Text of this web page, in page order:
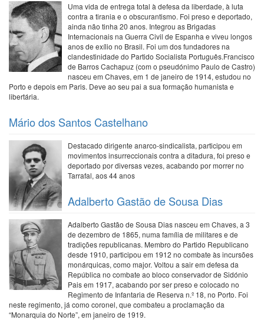
Uma vida de entrega total à defesa da liberdade, à luta
contra a tirania e o obscurantismo. Foi preso e deportado,
ainda não tinha 20 anos. Integrou as Brigadas
Internacionais na Guerra Civil de Espanha e viveu longos
anos de exílio no Brasil. Foi um dos fundadores na
clandestinidade do Partido Socialista Português.Francisco
de Barros Cachapuz (com o pseudónimo Paulo de Castro)
nasceu em Chaves, em 1 de janeiro de 1914, estudou no
Porto e depois em Paris. Deve ao seu pai a sua formação humanista e
libertária.
Mário dos Santos Castelhano
Destacado dirigente anarco-sindicalista, participou em
movimentos insurreccionais contra a ditadura, foi preso e
deportado por diversas vezes, acabando por morrer no
Tarrafal, aos 44 anos
Adalberto Gastão de Sousa Dias
Adalberto Gastão de Sousa Dias nasceu em Chaves, a 3
de dezembro de 1865, numa família de militares e de
tradições republicanas. Membro do Partido Republicano
desde 1910, participou em 1912 no combate às incursões
monárquicas, como major. Voltou a sair em defesa da
República no combate ao bloco conservador de Sidónio
Pais em 1917, acabando por ser preso e colocado no
Regimento de Infantaria de Reserva n.º 18, no Porto. Foi
neste regimento, já como coronel, que combateu a proclamação da
“Monarquia do Norte”, em janeiro de 1919.